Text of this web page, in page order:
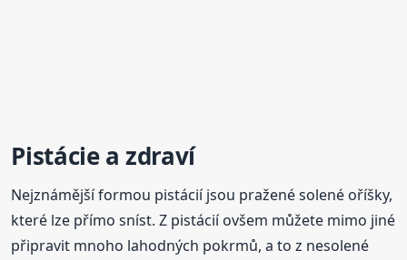
Pistáciea zdraví
Nejznámější formou pistácií jsou pražené solené oříšky,
které lze přímo sníst. Z pistácií ovšem můžete mimo jiné
připravit mnoho lahodných pokrmů, a to z nesolené